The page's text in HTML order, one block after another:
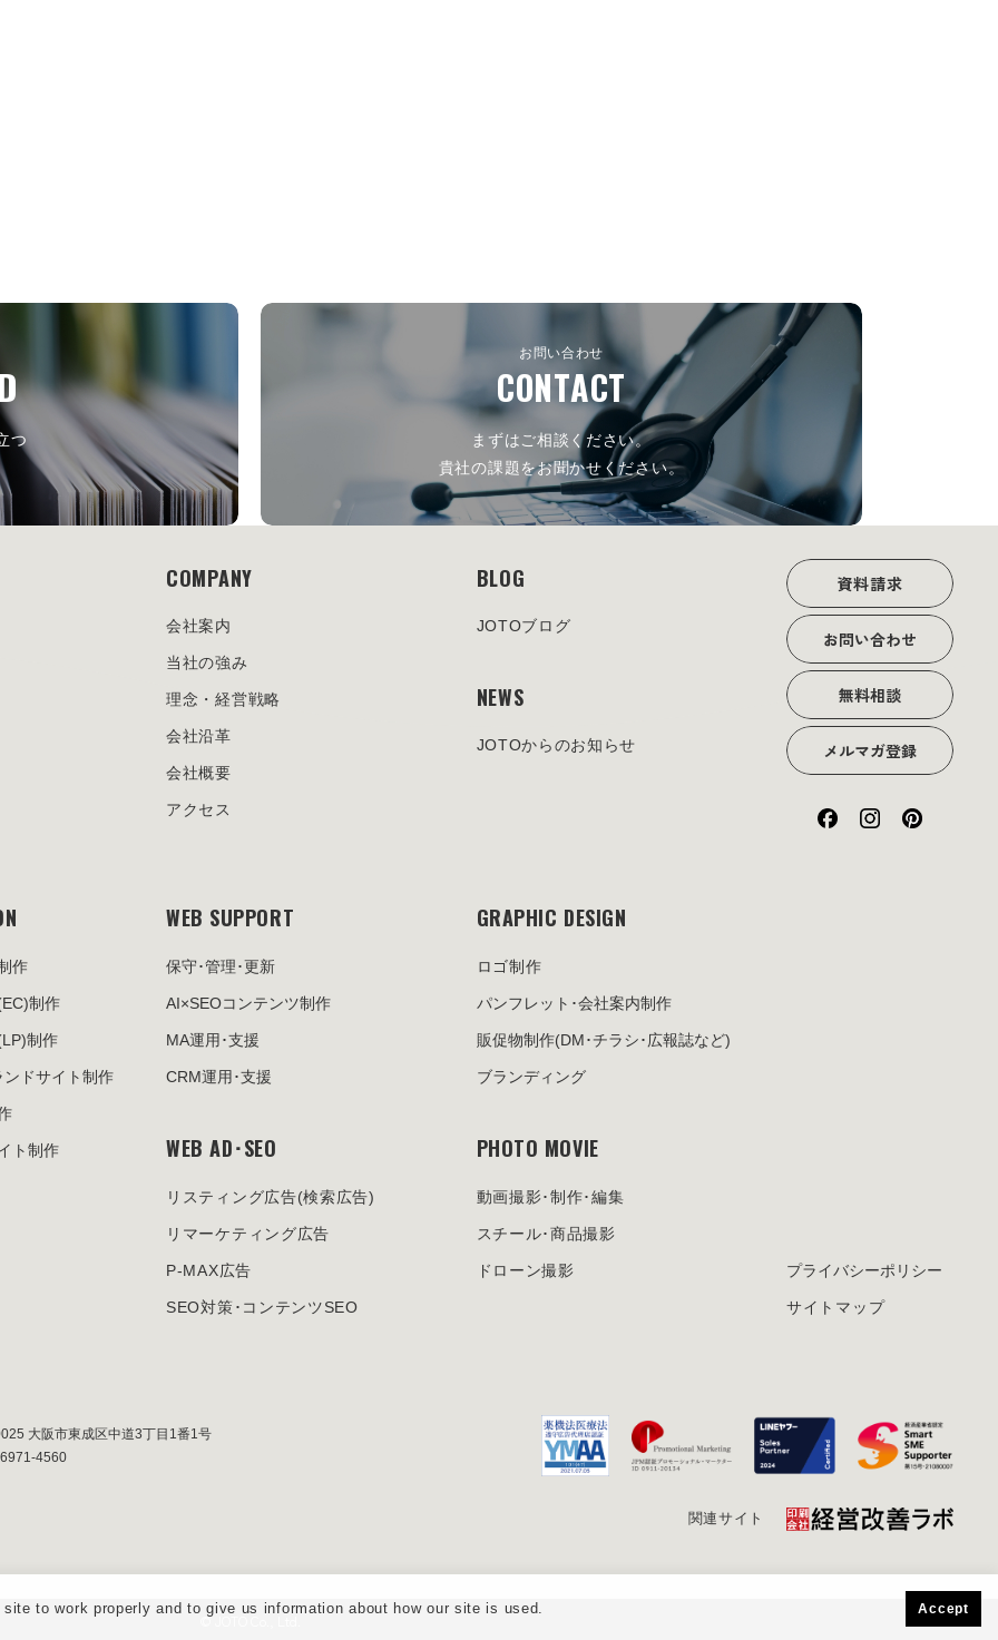
つ
お問い合わせ
CONTACT
まずはご相談ください。
貴社の課題をお聞かせください。
COMPANY
会社案内
当社の強み
理念・経営戦略
会社沿革
会社概要
アクセス
BLOG
JOTOブログ
NEWS
JOTOからのお知らせ
作
制作
制作
ンドサイト制作
ト制作
WEB SUPPORT
保守･管理･更新
AI×SEOコンテンツ制作
MA運用･支援
CRM運用･支援
WEB AD･SEO
リスティング広告(検索広告)
リマーケティング広告
P-MAX広告
SEO対策･ コンテンツSEO
GRAPHIC DESIGN
ロゴ制作
パンフレット･会社案内制作
販促物制作(DM･チラシ･広報誌など)
ブランディング
PHOTO MOVIE
動画撮影･制作･編集
スチール･商品撮影
ドローン撮影
資料請求
お問い合わせ
無料相談
メルマガ登録
プライバシーポリシー
サイトマップ
大阪市東成区中道3丁目1番1号
4560
関連サイト
© JOTO Co., Ltd.
to work properly and to give us information about how our site is used. Accept